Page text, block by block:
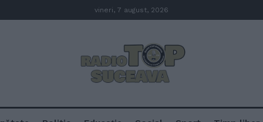
vineri, 7 august, 2026